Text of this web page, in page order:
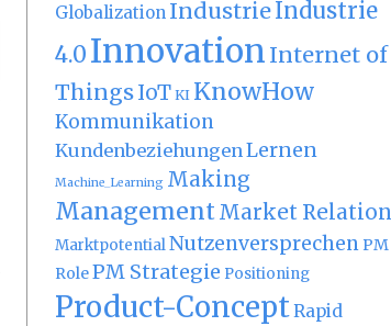
Globalization IndustrieIndustrie
4.0Innovation Internet of
ThingsIoT KI KnowHow
Kommunikation
Kundenbeziehungen Lernen
Machine_Learning Making
Management Market Relation
MarktpotentialNutzenversprechen PM
RolePM Strategie Positioning
Product-ConceptRapid